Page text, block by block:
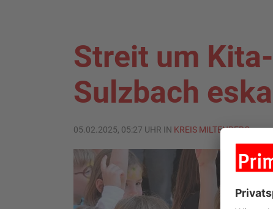
Streit um
Sulzbach
05.02.2025, 05:27 UHR IN KREIS MILTENBERG